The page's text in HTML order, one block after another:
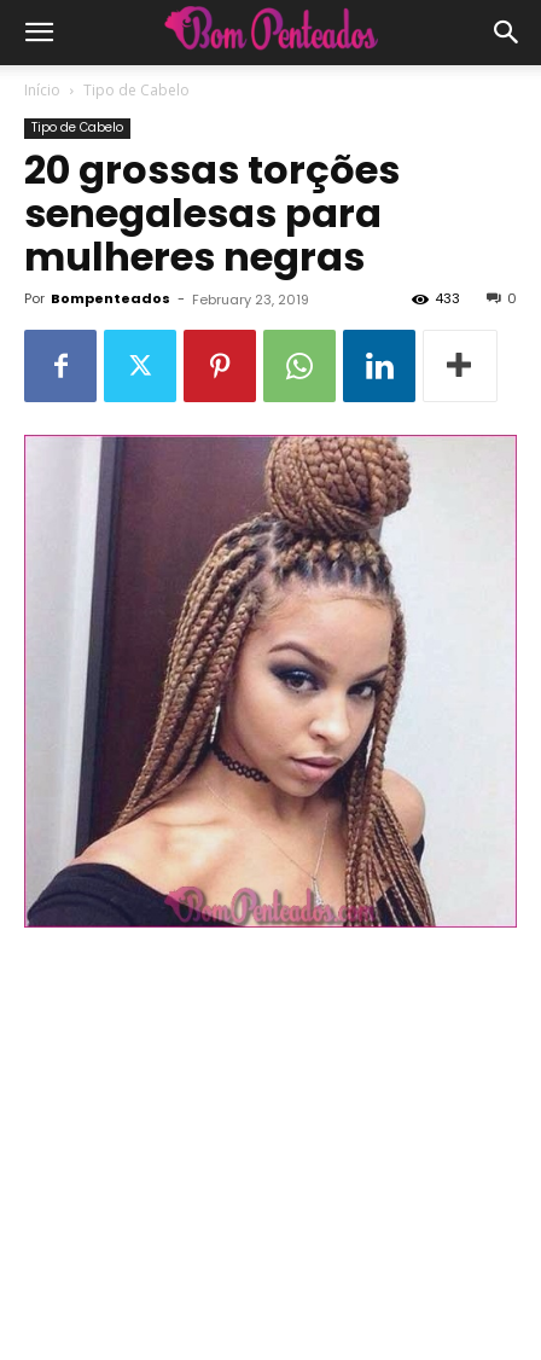
Início Tipo de Cabelo
Tipo de Cabelo
20 grossas torções
senegalesas para
mulheres negras
Por Bompenteados - February 23, 2019 0
433